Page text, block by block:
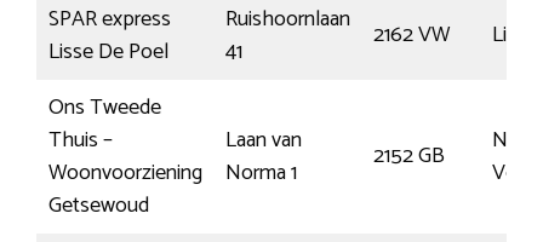
SPAR express
Lisse De Poel
Ruishoornlaan
41
2162 VW
Lisse
Ons Tweede
Thuis –
Woonvoorziening
Getsewoud
Laan van
Norma 1
2152 GB